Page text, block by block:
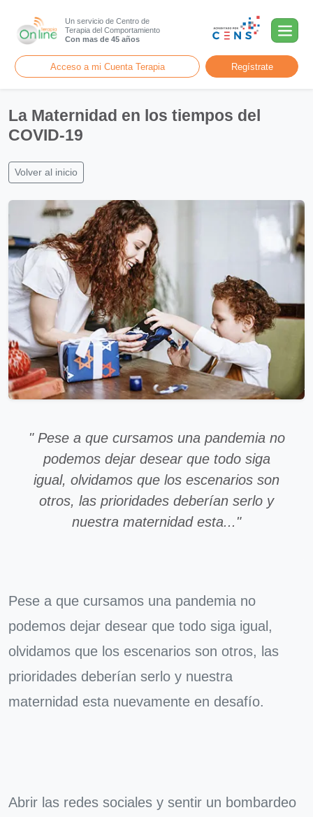
Un servicio de Centro de
Terapia del Comportamiento
Con mas de 45 años
Acceso a mi Cuenta Terapia Regístrate
La Maternidad en los tiempos del
COVID-19
Volver al inicio
" Pese a que cursamos una pandemia no
podemos dejar desear que todo siga
igual, olvidamos que los escenarios son
otros, las prioridades deberían serlo y
nuestra maternidad esta..."
Pese a que cursamos una pandemia no
podemos dejar desear que todo siga igual,
olvidamos que los escenarios son otros, las
prioridades deberían serlo y nuestra
maternidad esta nuevamente en desafío.
Abrir las redes sociales y sentir un bombardeo